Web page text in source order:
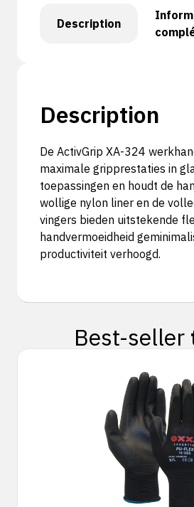
Description
Description
De ActivGrip XA-324
maximale gripprestaties in
toepassingen en houdt de
wollige nylon liner en de
vingers bieden uitstekende
handvermoeidheid
productiviteit verhoogd.
Best-seller